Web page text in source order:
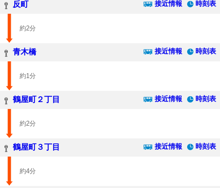
反町 接近情報 時刻表
約2分
青木橋 接近情報 時刻表
約1分
鶴屋町２丁目 接近情報 時刻表
約2分
鶴屋町３丁目 接近情報 時刻表
約4分